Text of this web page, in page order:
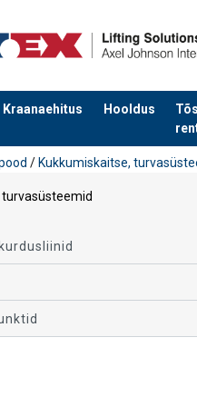
Kraanaehitus Hooldus
päringule
/ Kukkumiskaitse,